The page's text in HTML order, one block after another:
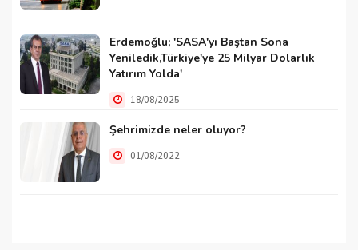
Erdemoğlu; 'SASA'yı Baştan Sona
Yeniledik,Türkiye'ye 25 Milyar Dolarlık
Yatırım Yolda'
18/08/2025
Şehrimizde neler oluyor?
01/08/2022